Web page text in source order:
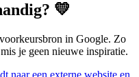
💛
in Google. Zo
je geen nieuwe inspiratie.
naar een externe website en